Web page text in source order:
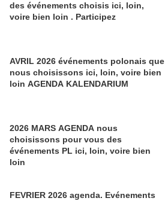
des événements choisis ici, loin,
voire bien loin . Participez
AVRIL 2026 événements polonais que
nous choisissons ici, loin, voire bien
loin AGENDA KALENDARIUM
2026 MARS AGENDA nous
choisissons pour vous des
événements PL ici, loin, voire bien
loin
FEVRIER 2026 agenda. Evénements